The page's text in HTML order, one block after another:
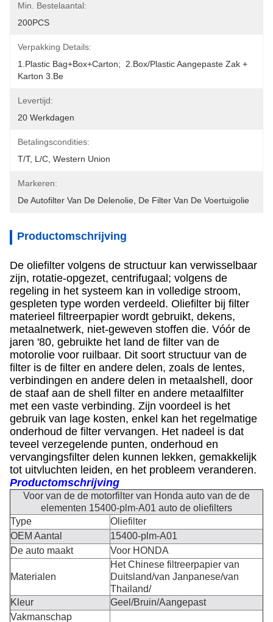
Min. Bestelaantal:
200PCS
Verpakking Details:
1.Plastic Bag+box+carton;  2.Box/plastic Aangepaste Zak +
Karton 3.Be
Levertijd:
20 Werkdagen
Betalingscondities:
T/T, L/C, Western Union
Markeren:
De Autofilter Van De Delenolie De Filter Van De Voertuigolie
Productomschrijving
De oliefilter volgens de structuur kan verwisselbaar
zijn, rotatie-opgezet, centrifugaal; volgens de
regeling in het systeem kan in volledige stroom,
gespleten type worden verdeeld. Oliefilter bij filter
materieel filtreerpapier wordt gebruikt, dekens,
metaalnetwerk, niet-geweven stoffen die. Vóór de
jaren '80, gebruikte het land de filter van de
motorolie voor ruilbaar. Dit soort structuur van de
filter is de filter en andere delen, zoals de lentes,
verbindingen en andere delen in metaalshell, door
de staaf aan de shell filter en andere metaalfilter
met een vaste verbinding. Zijn voordeel is het
gebruik van lage kosten, enkel kan het regelmatige
onderhoud de filter vervangen. Het nadeel is dat
teveel verzegelende punten, onderhoud en
vervangingsfilter delen kunnen lekken, gemakkelijk
tot uitvluchten leiden, en het probleem veranderen.
Productomschrijving
Voor van de de motorfilter van Honda auto van de de
elementen 15400-plm-A01 auto de oliefilters
Type
Oliefilter
OEM Aantal
15400-plm-A01
De auto maakt
Voor HONDA
Materialen
Het Chinese filtreerpapier van
Duitsland/van Janpanese/van
Thailand/
Kleur
Geel/Bruin/Aangepast
Vakmanschap